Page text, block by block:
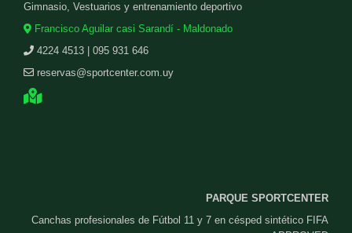
Gimnasio, Vestuarios y entrenamiento deportivo
Francisco Aguilar casi Sarandí - Maldonado
4224 4513 | 095 931 646
reservas@sportcenter.com.uy
PARQUE SPORTCENTER
Canchas profesionales de Fútbol 11 y 7 en césped sintético FIFA